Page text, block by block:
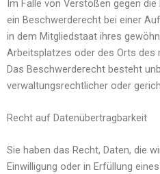
Im Falle von Verstößen gegen
ein Beschwerderecht bei einer
in dem Mitgliedstaat ihres
Arbeitsplatzes oder des Orts
Das Beschwerderecht besteht
verwaltungsrechtlicher oder
Recht auf Datenübertragbarkeit
Sie haben das Recht, Daten, die
Einwilligung oder in Erfüllung